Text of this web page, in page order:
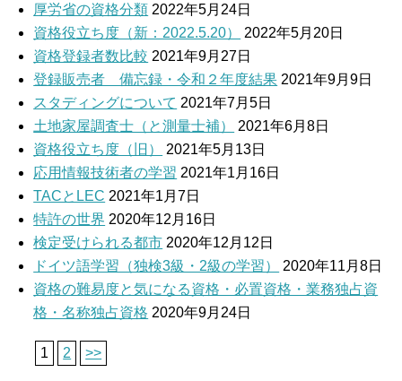
厚労省の資格分類 2022年5月24日
資格役立ち度（新：2022.5.20）
2022年5月20日
資格登録者数比較 2021年9月27日
登録販売者 備忘録・令和２年度結果 2021年9月9日
スタディングについて 2021年7月5日
土地家屋調査士（と測量士補）
2021年6月8日
資格役立ち度（旧）
2021年5月13日
応用情報技術者の学習 2021年1月16日
TACとLEC 2021年1月7日
特許の世界 2020年12月16日
検定受けられる都市 2020年12月12日
ドイツ語学習（独検3級・2級の学習）
2020年11月8日
資格の難易度と気になる資格・必置資格・業務独占資
格・名称独占資格 2020年9月24日
1 2 >>